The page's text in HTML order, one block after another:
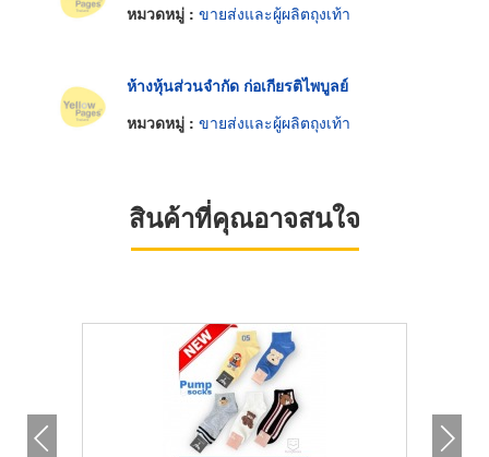
หมวดหมู่ : ขายส่งและผู้ผลิตถุงเท้า
ห้างหุ้นส่วนจำกัด ก่อเกียรติไพบูลย์
หมวดหมู่ : ขายส่งและผู้ผลิตถุงเท้า
สินค้าที่คุณอาจสนใจ